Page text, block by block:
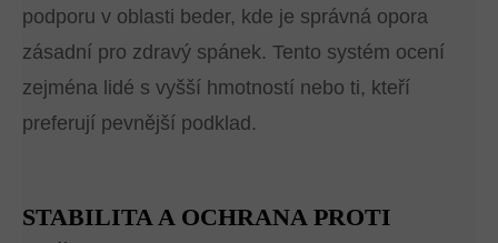
podporu v oblasti beder, kde je správná opora
zásadní pro zdravý spánek. Tento systém ocení
zejména lidé s vyšší hmotností nebo ti, kteří
preferují pevnější podklad.
STABILITA A OCHRANA PROTI